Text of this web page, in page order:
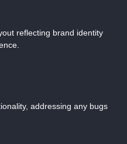
reflecting brand identity
addressing any bugs